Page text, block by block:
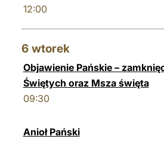
12:00
6 wtorek
Objawienie Pańskie –
Świętych oraz Msza święta
09:30
Anioł Pański